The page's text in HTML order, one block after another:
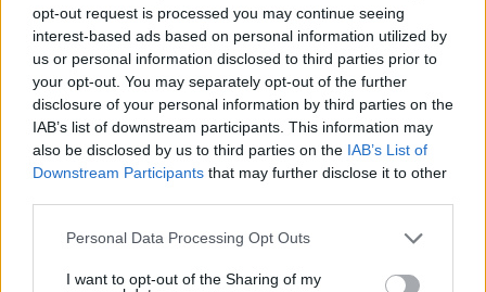
opt-out request is processed you may continue seeing
interest-based ads based on personal information utilized by
us or personal information disclosed to third parties prior to
your opt-out. You may separately opt-out of the further
disclosure of your personal information by third parties on the
IAB’s list of downstream participants. This information may
also be disclosed by us to third parties on the IAB’s List of
Downstream Participants that may further disclose it to other
Please note that this website/app uses one or more Google
not limited to your visit or usage behaviour. You may click to
Personal Data Processing Opt Outs
I want to opt-out of the Sharing of my
Οι 10 «ήσυχες» παραλίες της Νάξου
πριν 18 λεπτά
Τήνος: Μια διαδρομή στα χωριά, τα τοπία και τα
αξιοθέατα του νησιού
πριν 28 λεπτά
«Προδίδει τη Γαλλία», λέει ο Μασκ για πολιτικό που
πριν 31 λεπτά
Οι λόγοι που οι σκύλοι φοβούνται τόσο πολύ τις